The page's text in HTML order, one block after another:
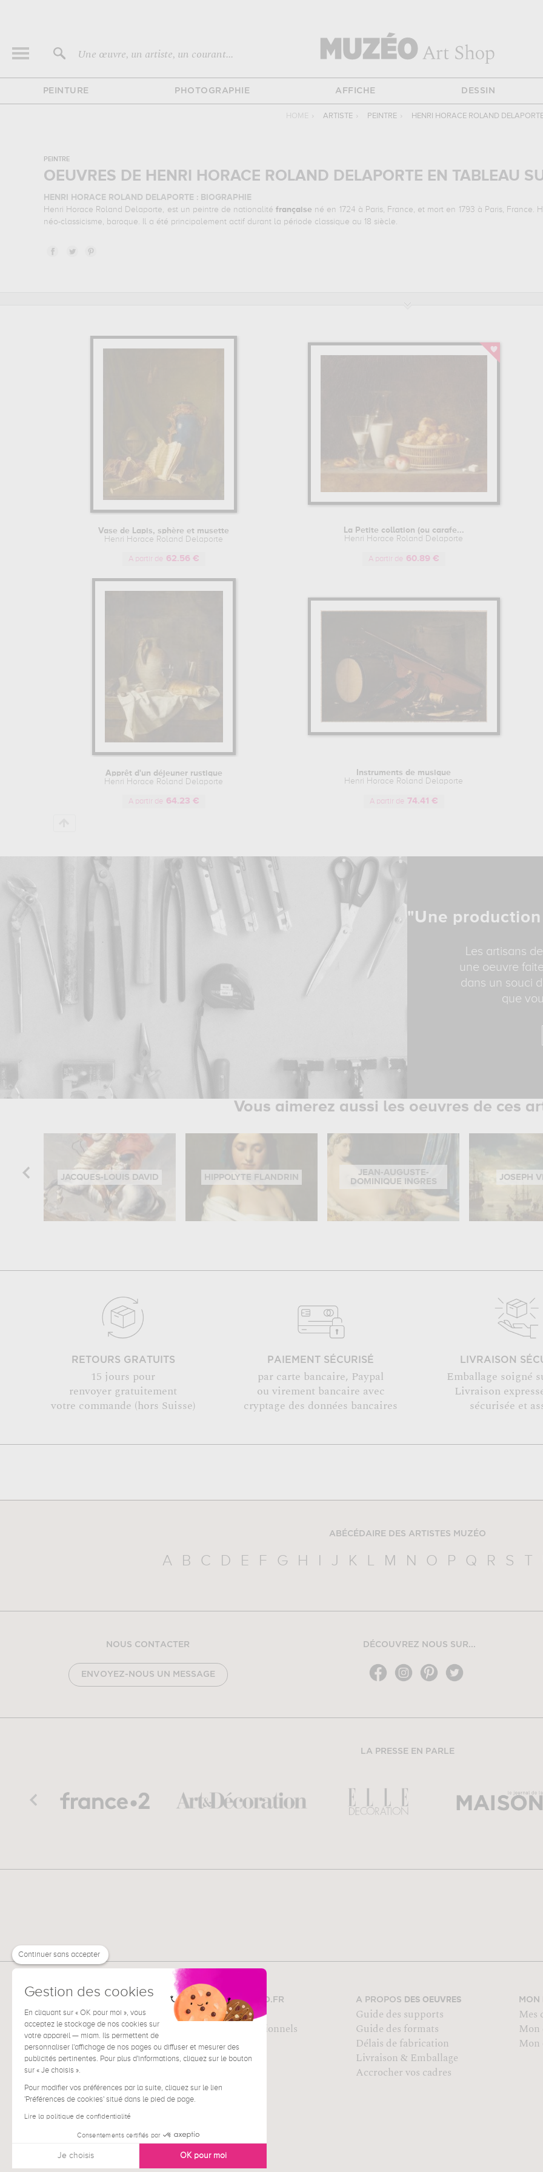
Une œuvre, un artiste, un courant...
PEINTURE PHOTOGRAPHIE AFFICHE DESSIN
HOME › ARTISTE › PEINTRE › HENRI HORACE ROLAND
PEINTRE
OEUVRES DE HENRI HORACE ROLAND DELAPORTE EN TABLEAU
HENRI HORACE ROLAND DELAPORTE : BIOGRAPHIE
Henri Horace Roland Delaporte, est un peintre de nationalitéfrançaise né en 1724 à Paris, France, et mort en 1793 à Paris,
néo-classicisme, baroque. Il a été principalement actif durant la période classique au 18 siècle.
HENRI HORACE ROLAND DELAPORTE : SES PRINCIPALES OEUVRES
Vase de Lapis, sphère et musette
Henri Horace Roland Delaporte
A partir de 62.56 €
La Petite collation (ou carafe...
Henri Horace Roland Delaporte
A partir de 60.89 €
Apprêt d'un déjeuner rustique
Henri Horace Roland Delaporte
A partir de 64.23 €
Instruments de musique
Henri Horace Roland Delaporte
A partir de 74.41 €
"Une
Les artisans
une oeuvre
dans un souci
que
Vous aimerez aussi les oeuvres de ces
JACQUES-LOUIS DAVID HIPPOLYTE FLANDRIN
JEAN-AUGUSTE-
DOMINIQUE INGRES
JOSEPH
RETOURS GRATUITS
15 jours pour
renvoyer gratuitement
votre commande (hors Suisse)
PAIEMENT SÉCURISÉ
par carte bancaire, Paypal
ou virement bancaire avec
cryptage des données bancaires
LIVRAISON
Emballage soigné
Livraison
sécurisée et
ABÉCÉDAIRE DES ARTISTES MUZÉO
A B C D E F G H I J K L M N O P Q R S T
NOUS CONTACTER
ENVOYEZ-NOUS UN MESSAGE
DÉCOUVREZ NOUS SUR...
LA PRESSE EN PARLE
TOUT SURMUZÉO.FR
La société
Pour les professionnels
Presse
A PROPOS DES OEUVRES
Guide des supports
Guide des formats
Délais de fabrication
Livraison & Emballage
Accrocher vos cadres
MON
Mes
Mon
Continuer sans accepter
Gestion des cookies
En cliquant sur « OK pour moi », vous
acceptez le stockage de nos cookies sur
votre appareil — miam. Ils permettent de
personnaliser l'affichage de nos pages ou diffuser et mesurer des
publicités pertinentes. Pour plus d'informations, cliquez sur le bouton
sur « Je choisis ».
Pour modifier vos préférences par la suite, cliquez sur le lien
'Préférences de cookies' situé dans le pied de page.
Lire la politique de confidentialité
Consentements certifiés par
Je choisis OK pour moi